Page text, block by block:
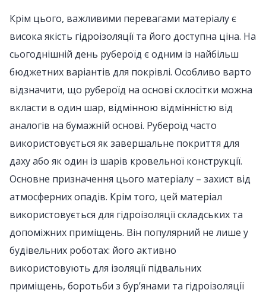
Крім цього, важливими перевагами матеріалу є
висока якість гідроізоляції та його доступна ціна. На
сьогоднішній день рубероїд є одним із найбільш
бюджетних варіантів для покрівлі. Особливо варто
відзначити, що рубероїд на основі склосітки можна
вкласти в один шар, відмінною відмінністю від
аналогів на бумажній основі. Рубероїд часто
використовується як завершальне покриття для
даху або як один із шарів кровельної конструкції.
Основне призначення цього матеріалу – захист від
атмосферних опадів. Крім того, цей матеріал
використовується для гідроізоляції складських та
допоміжних приміщень. Він популярний не лише у
будівельних роботах: його активно
використовують для ізоляції підвальних
приміщень, боротьби з бур’янами та гідроізоляції